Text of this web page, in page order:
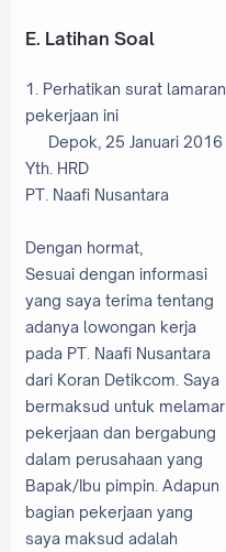
E. Latihan Soal
1. Perhatikan surat lamaran
pekerjaan ini
Depok, 25 Januari 2016
Yth. HRD
PT. Naafi Nusantara
Dengan hormat,
Sesuai dengan informasi
yang saya terima tentang
adanya lowongan kerja
pada PT. Naafi Nusantara
dari Koran Detikcom. Saya
bermaksud untuk melamar
pekerjaan dan bergabung
dalam perusahaan yang
Bapak/Ibu pimpin. Adapun
bagian pekerjaan yang
saya maksud adalah